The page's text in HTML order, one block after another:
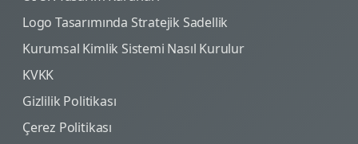
Logo Tasarımında Stratejik Sadellik
Kurumsal Kimlik Sistemi Nasıl Kurulur
KVKK
Gizlilik Politikası
Çerez Politikası